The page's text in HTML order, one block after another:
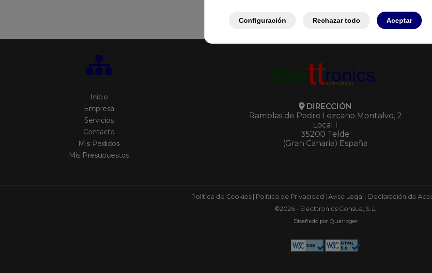
Configuración Rechazar todo Aceptar
Inicio
Empresa
Servicios
Contacto
Mis Pedidos
Mis Presupuestos
DIRECCIÓN
Ramblas de Pedro Lezcano Montalvo, 2
Local 1
35200 Telde
(Gran Canaria) España
Política de Cookies| Política de Privacidad Aviso Legal
Declaración de
©2026 - Electtronics Gonsua, S.L.
Diseñado por Quatroges